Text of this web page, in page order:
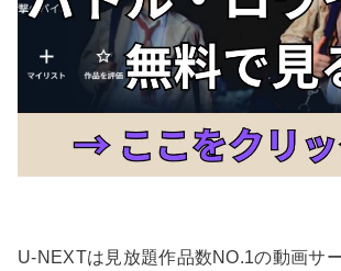
U-NEXTは見放題作品数NO.1の動画サ